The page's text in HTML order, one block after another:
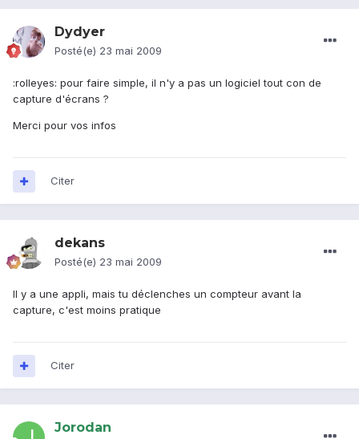
Dydyer
Posté(e) 23 mai 2009
:rolleyes: pour faire simple, il n'y a pas un logiciel tout con de
capture d'écrans ?
Merci pour vos infos
Citer
dekans
Posté(e) 23 mai 2009
Il y a une appli, mais tu déclenches un compteur avant la
capture, c'est moins pratique
Citer
Jorodan